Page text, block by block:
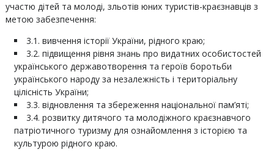
участю дітей та молоді, зльотів юних туристів-краєзнавців з
метою забезпечення:
3.1. вивчення історії України, рідного краю;
3.2. підвищення рівня знань про видатних особистостей
українського державотворення та героїв боротьби
українського народу за незалежність і територіальну
цілісність України;
3.3. відновлення та збереження національної пам’яті;
3.4. розвитку дитячого та молодіжного краєзнавчого
патріотичного туризму для ознайомлення з історією та
культурою рідного краю.